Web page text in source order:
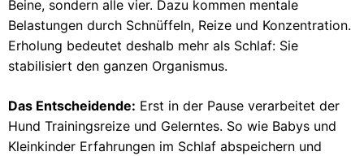
Beine, sondern alle vier. Dazu kommen mentale
Belastungen durch Schnüffeln, Reize und Konzentration.
Erholung bedeutet deshalb mehr als Schlaf: Sie
stabilisiert den ganzen Organismus.
Das Entscheidende: Erst in der Pause verarbeitet der
Hund Trainingsreize und Gelerntes. So wie Babys und
Kleinkinder Erfahrungen im Schlaf abspeichern und